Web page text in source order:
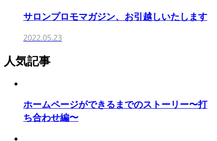
サロンプロモマガジン、お引越しいたします
2022.05.23
人気記事
ホームページができるまでのストーリー〜打
ち合わせ編〜